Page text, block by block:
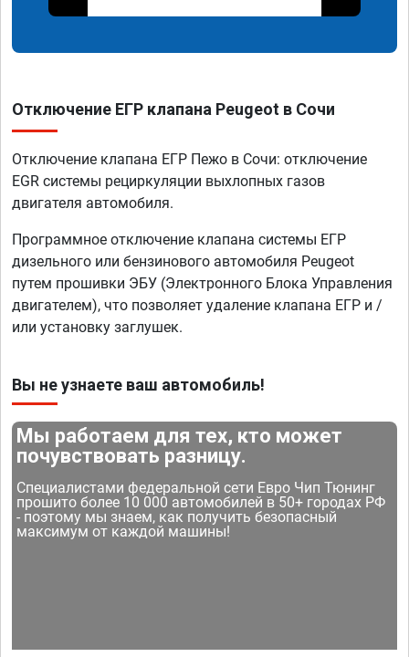
Отключение ЕГР клапана Peugeot в Сочи
Отключение клапана ЕГР Пежо в Сочи: отключение
EGR системы рециркуляции выхлопных газов
двигателя автомобиля.
Программное отключение клапана системы ЕГР
дизельного или бензинового автомобиля Peugeot
путем прошивки ЭБУ (Электронного Блока Управления
двигателем), что позволяет удаление клапана ЕГР и /
или установку заглушек.
Вы не узнаете ваш автомобиль!
Мы работаем для тех, кто может
почувствовать разницу.
Специалистами федеральной сети Евро Чип Тюнинг
прошито более 10 000 автомобилей в 50+ городах РФ
- поэтому мы знаем, как получить безопасный
максимум от каждой машины!